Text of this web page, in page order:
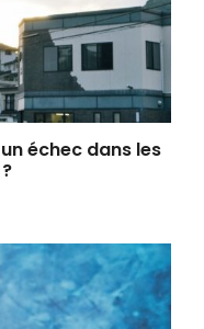
échec dans les